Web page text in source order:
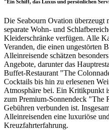
"Ein Schiff, das Luxus und persönlichen
Die Seabourn Ovation überzeugt
separate Wohn- und
Kleiderschränke verfügen. Alle
Veranden, die einen ungestörten
Alleinreisende schätzen
Angebote, darunter das
Buffet-Restaurant "The
Cocktails bis hin zu erlesenen
Atmosphäre bei. Ein Kritikpunkt
zum Premium-Sonnendeck "The
Gebühren verbunden ist.
Alleinreisenden eine luxuriöse
Kreuzfahrterfahrung.